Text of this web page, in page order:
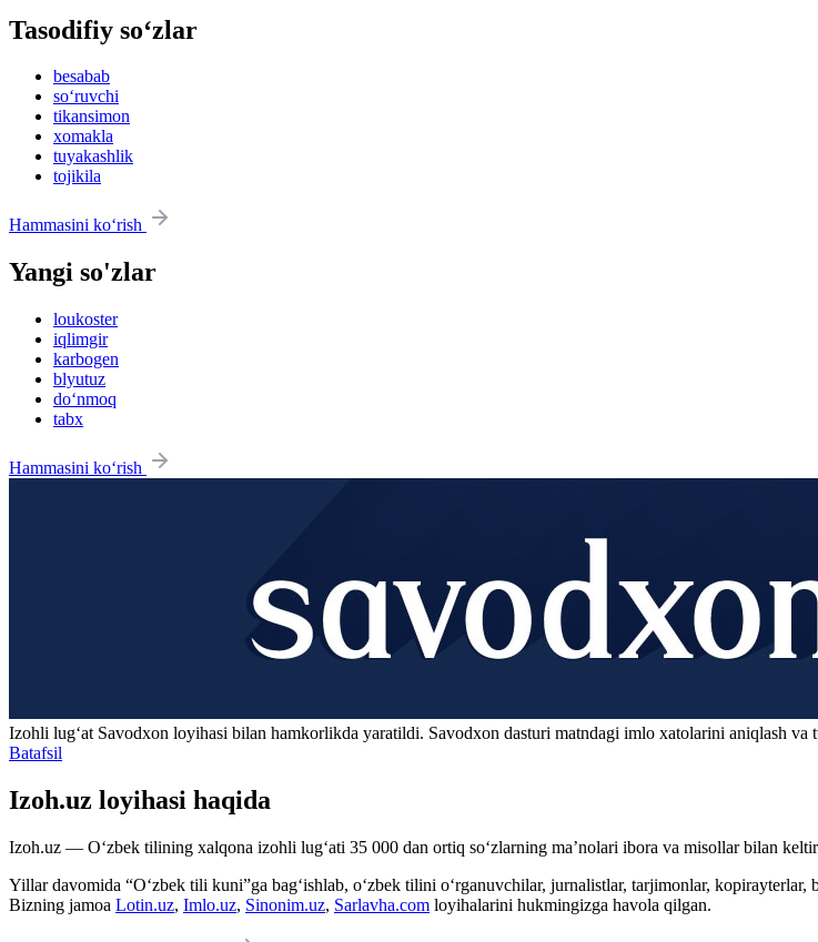
Tasodifiy so‘zlar
besabab
so‘ruvchi
tikansimon
xomakla
tuyakashlik
tojikila
Hammasini ko‘rish
Yangi so'zlar
loukoster
iqlimgir
karbogen
blyutuz
do‘nmoq
tabx
Hammasini ko‘rish
Izohli lugʻat Savodxon loyihasi bilan hamkorlikda yaratildi. Savodxon dasturi matndagi imlo xatolarini aniqlash va
Batafsil
Izoh.uz loyihasi haqida
Izoh.uz — O‘zbek tilining xalqona izohli lug‘ati 35 000 dan ortiq so‘zlarning ma’nolari ibora va misollar bilan
Yillar davomida “O‘zbek tili kuni”ga bag‘ishlab, o‘zbek tilini o‘rganuvchilar, jurnalistlar, tarjimonlar,
Bizning jamoa Lotin.uz, Imlo.uz, Sinonim.uz, Sarlavha.com loyihalarini hukmingizga havola qilgan.